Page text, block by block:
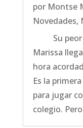
por Montse
Novedades,
Su peor
Marissa
hora
Es la
para jugar
colegio.